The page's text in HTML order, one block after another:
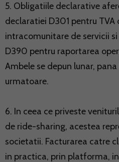
5. Obligatiile declarative
declaratiei D301 pentru
intracomunitare de servicii
D390 pentru raportarea
Ambele se depun lunar,
urmatoare.
6. In ceea ce priveste
de ride-sharing, acestea
societatii. Facturarea catre
in practica, prin platforma,